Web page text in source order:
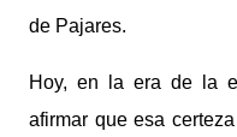
de Pajares.
Hoy, en la era de la
afirmar que esa